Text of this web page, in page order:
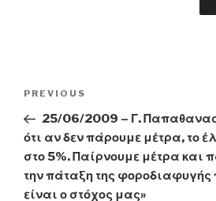
Previous
Post
PREVIOUS
25/06/2009 – Γ.
ότι αν δεν πάρουμε μέτρα, το
στο 5%. Παίρνουμε μέτρα και
την πάταξη της φοροδιαφυγής
είναι ο στόχος μας»